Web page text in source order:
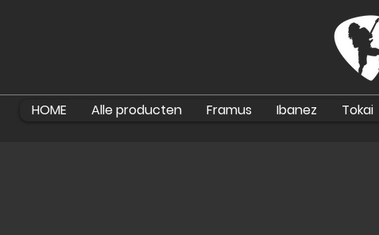
HOME Alle producten Framus Ibanez Tokai